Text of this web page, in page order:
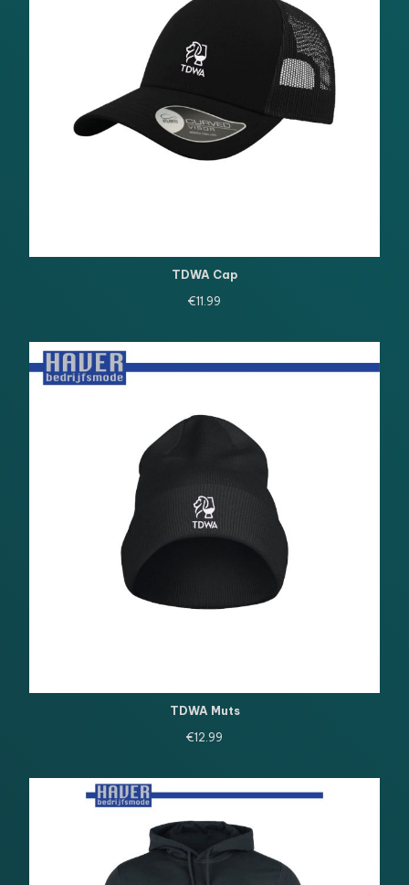
TDWA Cap
€11.99
TDWA Muts
€12.99